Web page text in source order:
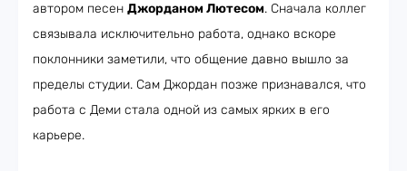
автором песен Джорданом Лютесом. Сначала коллег
связывала исключительно работа, однако вскоре
поклонники заметили, что общение давно вышло за
пределы студии. Сам Джордан позже признавался, что
работа с Деми стала одной из самых ярких в его
карьере.